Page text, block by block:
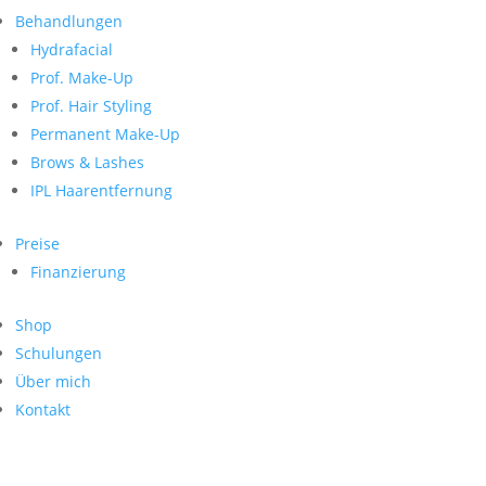
Behandlungen
Hydrafacial
Prof. Make-Up
Prof. Hair Styling
Permanent Make-Up
Brows & Lashes
IPL Haarentfernung
Preise
Finanzierung
Shop
Schulungen
Über mich
Kontakt
nach:
Neueste Kommentare
Archiv
Kategorien
Keine Kategorien
Meta
Anmelden
Feed der Einträge
WordPress.org
Search
nach:
Archive
Kontakt
Impressum
Datenschutz